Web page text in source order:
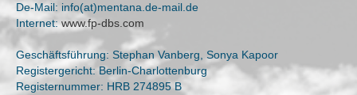
De-Mail: info(at)mentana.de-mail.de
Internet:www.fp-dbs.com
Geschäftsführung: Stephan Vanberg, Sonya Kapoor
Registergericht: Berlin-Charlottenburg
Registernummer: HRB 274895 B